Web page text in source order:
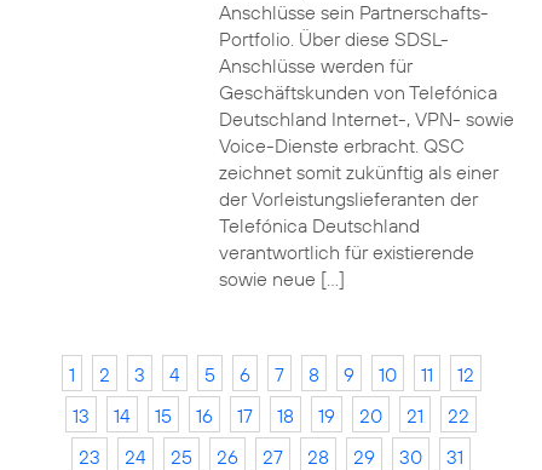
Anschlüsse sein Partnerschafts-
Portfolio. Über diese SDSL-
Anschlüsse werden für
Geschäftskunden von Telefónica
Deutschland Internet-, VPN- sowie
Voice-Dienste erbracht. QSC
zeichnet somit zukünftig als einer
der Vorleistungslieferanten der
Telefónica Deutschland
verantwortlich für existierende
sowie neue […]
1 2 3 4 5 6 7 8 9 10 11
12
13
14 15 16 17 18 19 20 21
22
23
24 25 26 27 28 29 30
31